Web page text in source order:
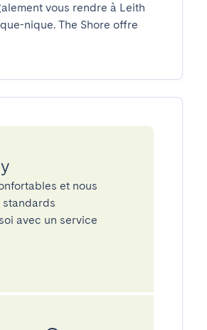
vous rendre à Leith
nique. The Shore offre
et nous
avec un service